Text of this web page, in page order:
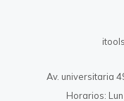
Av. universitaria
Horarios: